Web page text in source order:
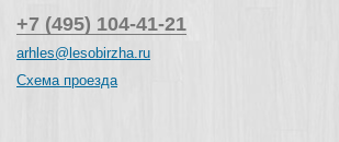
+7 (495) 104-41-21
arhles@lesobirzha.ru
Схема проезда